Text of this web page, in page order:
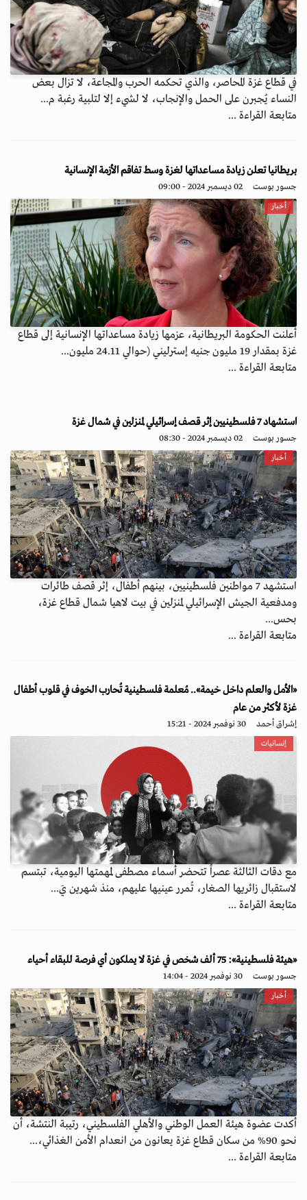
في قطاع غزة المحاصر، والذي تحكمه الحرب والمجاعة، لا تزال بعض
النساء يُجبرن على الحمل والإنجاب، لا لشيء إلا لتلبية رغبة م...
متابعة القراءة ...
بريطانيا تعلن زيادة مساعداتها لغزة وسط تفاقم الأزمة الإنسانية
جسور بوست 02 ديسمبر 2024 - 09:00
أخبار
أعلنت الحكومة البريطانية، عزمها زيادة مساعداتها الإنسانية إلى قطاع
غزة بمقدار 19 مليون جنيه إسترليني (حوالي 24.11 مليون...
متابعة القراءة ...
استشهاد 7 فلسطينيين إثر قصف إسرائيلي لمنزلين في شمال غزة
جسور بوست 02 ديسمبر 2024 - 08:30
أخبار
استشهد 7 مواطنين فلسطينيين، بينهم أطفال، إثر قصف طائرات
ومدفعية الجيش الإسرائيلي لمنزلين في بيت لاهيا شمال قطاع غزة،
بحس...
متابعة القراءة ...
«الأمل والعلم داخل خيمة».. مُعلمة فلسطينية تُحارب الخوف في قلوب أطفال
غزة لأكثر من عام
إشراق أحمد 30 نوفمبر 2024 - 15:21
إنسانيات
مع دقات الثالثة عصراً تتحضر أسماء مصطفى لمهمتها اليومية، تبتسم
لاستقبال زائريها الصغار، تُمرر عينيها عليهم، منذ شهرين يَ...
متابعة القراءة ...
«هيئة فلسطينية»: 75 ألف شخص في غزة لا يملكون أي فرصة للبقاء أحياء
جسور بوست 30 نوفمبر 2024 - 14:04
أخبار
أكدت عضوة هيئة العمل الوطني والأهلي الفلسطيني، رتيبة النتشة، أن
نحو 90% من سكان قطاع غزة يعانون من انعدام الأمن الغذائي،...
متابعة القراءة ...